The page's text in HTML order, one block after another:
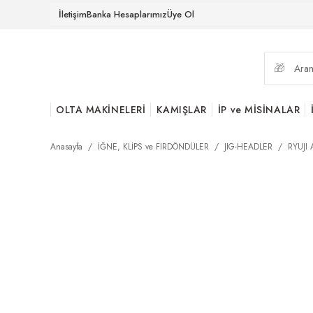
İletişimBanka HesaplarımızÜye Ol
OLTA MAKİNELERİ KAMIŞLAR İP ve MİSİNALAR
Anasayfa İĞNE, KLİPS ve FIRDÖNDÜLER JIG-HEADLER